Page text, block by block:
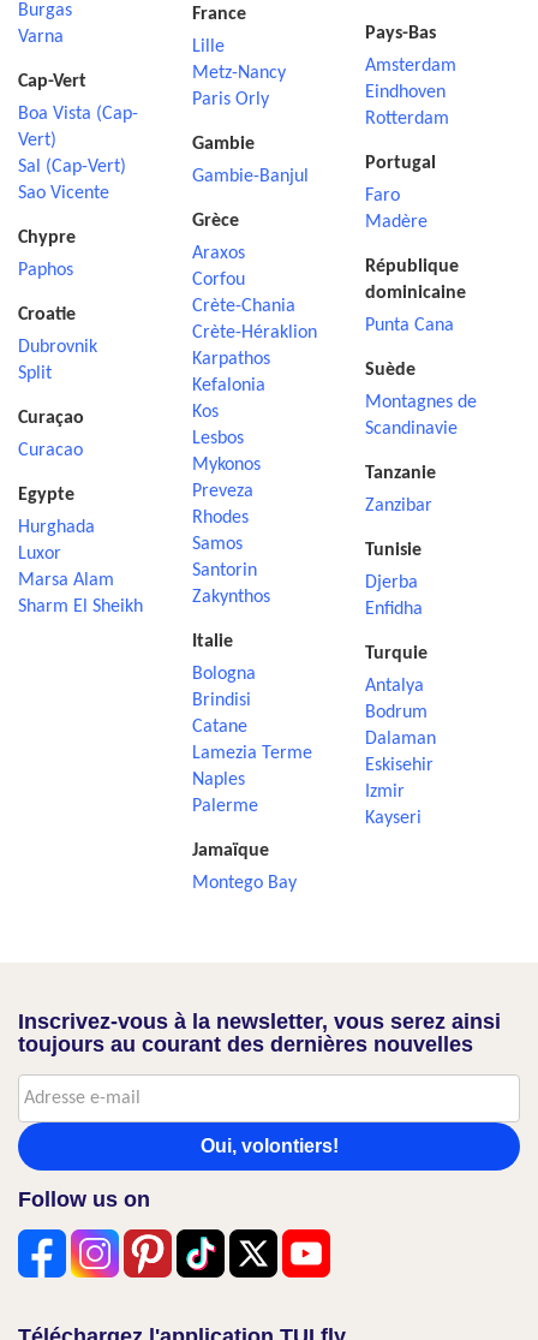
Burgas
Varna
Cap-Vert
Boa Vista (Cap-
Vert)
Sal (Cap-Vert)
Sao Vicente
Chypre
Paphos
Croatie
Dubrovnik
Split
Curaçao
Curacao
Egypte
Hurghada
Luxor
Marsa Alam
Sharm El Sheikh
France
Lille
Metz-Nancy
Paris Orly
Gambie
Gambie-Banjul
Grèce
Araxos
Corfou
Crète-Chania
Crète-Héraklion
Karpathos
Kefalonia
Kos
Lesbos
Mykonos
Preveza
Rhodes
Samos
Santorin
Zakynthos
Italie
Bologna
Brindisi
Catane
Lamezia Terme
Naples
Palerme
Jamaïque
Montego Bay
Pays-Bas
Amsterdam
Eindhoven
Rotterdam
Portugal
Faro
Madère
République
dominicaine
Punta Cana
Suède
Montagnes de
Scandinavie
Tanzanie
Zanzibar
Tunisie
Djerba
Enfidha
Turquie
Antalya
Bodrum
Dalaman
Eskisehir
Izmir
Kayseri
Inscrivez-vous à la newsletter, vous serez ainsi
toujours au courant des dernières nouvelles
Oui, volontiers!
Follow us on